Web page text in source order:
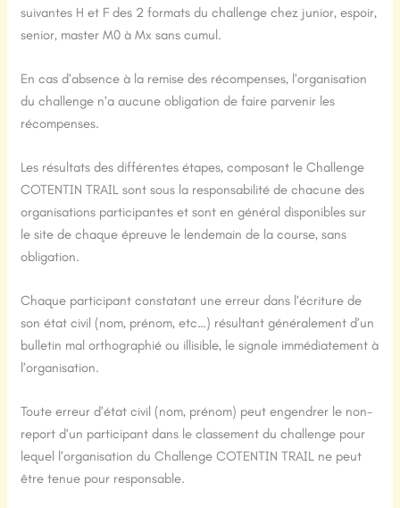
suivantes H et F des 2 formats du challenge chez junior, espoir,
senior, master M0 à Mx sans cumul.
En cas d’absence à la remise des récompenses, l’organisation
du challenge n’a aucune obligation de faire parvenir les
récompenses.
Les résultats des différentes étapes, composant le Challenge
COTENTIN TRAIL sont sous la responsabilité de chacune des
organisations participantes et sont en général disponibles sur
le site de chaque épreuve le lendemain de la course, sans
obligation.
Chaque participant constatant une erreur dans l’écriture de
son état civil (nom, prénom, etc…) résultant généralement d’un
bulletin mal orthographié ou illisible, le signale immédiatement à
l’organisation.
Toute erreur d’état civil (nom, prénom) peut engendrer le non-
report d’un participant dans le classement du challenge pour
lequel l’organisation du Challenge COTENTIN TRAIL ne peut
être tenue pour responsable.